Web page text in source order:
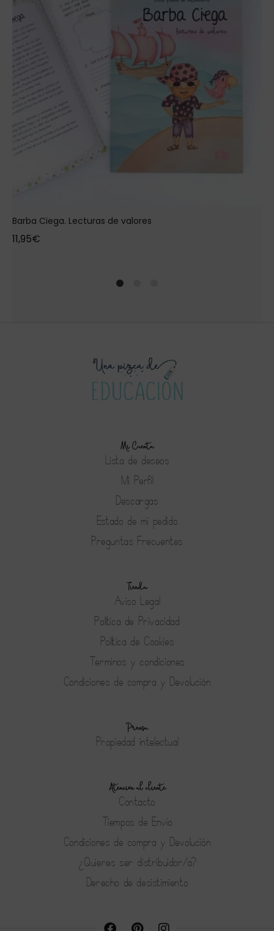
Barba Ciega. Lecturas de valores
11,95€
Mi Cuenta
Lista de deseos
Mi Perfil
Descargas
Estado de mi pedido
Preguntas Frecuentes
Tienda
Aviso Legal
Política de Privacidad
Política de Cookies
Terminos y condiciones
Condiciones de compra y Devolución
Prensa
Propiedad intelectual
Atención al cliente
Contacto
Tiempos de Envío
Condiciones de compra y Devolución
¿Quieres ser distribuidor/a?
Derecho de desistimiento